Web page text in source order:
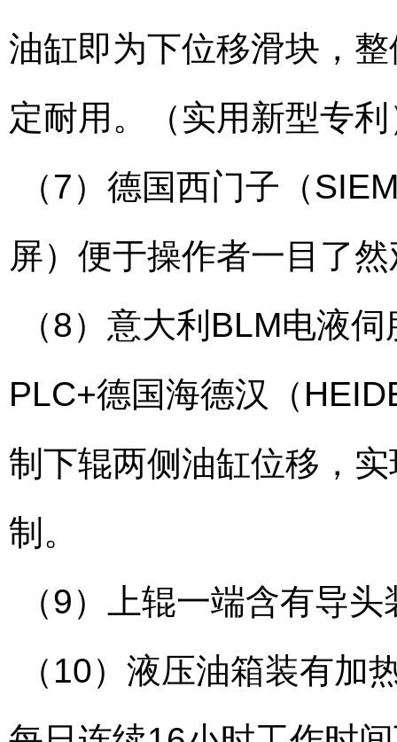
油缸即为下位移滑块，
定耐用。（实用新型专利
（7）德国西门子（
屏）便于操作者一目了
（8）意大利BLM电液
PLC+德国海德汉（
制下辊两侧油缸位移，
制。
（9）上辊一端含有导
（10）液压油箱装有加